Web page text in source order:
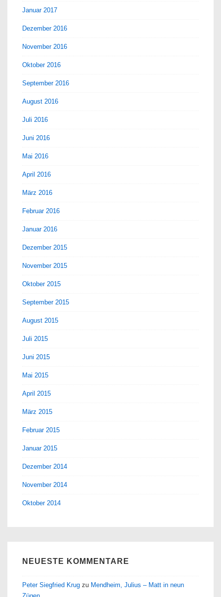
Januar 2017
Dezember 2016
November 2016
Oktober 2016
September 2016
August 2016
Juli 2016
Juni 2016
Mai 2016
April 2016
März 2016
Februar 2016
Januar 2016
Dezember 2015
November 2015
Oktober 2015
September 2015
August 2015
Juli 2015
Juni 2015
Mai 2015
April 2015
März 2015
Februar 2015
Januar 2015
Dezember 2014
November 2014
Oktober 2014
NEUESTE KOMMENTARE
Peter Siegfried Krug zu Mendheim, Julius – Matt in neun